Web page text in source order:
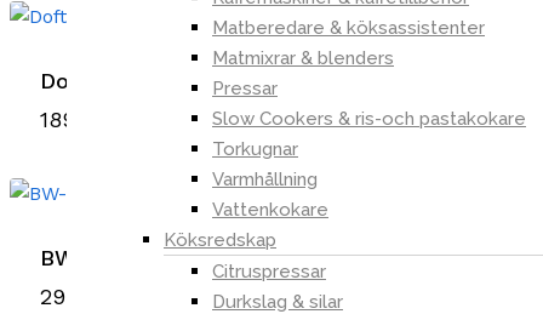
Matberedare & köksassistenter
Matmixrar & blenders
Pressar
Slow Cookers & ris-och pastakokare
Torkugnar
Varmhållning
Vattenkokare
Köksredskap
Citruspressar
Durkslag & silar
Doftljus Wild 48h – Evening – Svart/vit
189,00
BW-LT21 Smart LED-lampa
299,00